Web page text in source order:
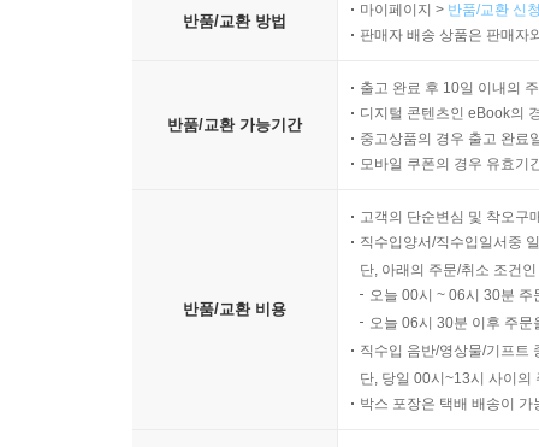
반품/교환 방법
마이페이지 > 반품/교환 신
판매자 배송 상품은 판매자
반품/교환 가능기간
출고 완료 후 10일 이내의
디지털 콘텐츠인 eBook의
중고상품의 경우 출고 완료
모바일 쿠폰의 경우 유효기
반품/교환 비용
고객의 단순변심 및 착오구
직수입양서/직수입일서중
단, 아래의 주문/취소 조건
오늘 00시 ~ 06시 30분
오늘 06시 30분 이후 주
직수입 음반/영상물/기프트
단, 당일 00시~13시 사이의
박스 포장은 택배 배송이